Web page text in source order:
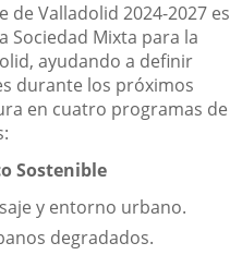
Valladolid 2024-2027 es
Sociedad Mixta para la
ayudando a definir
durante los próximos
en cuatro programas de
Sostenible
y entorno urbano.
degradados.